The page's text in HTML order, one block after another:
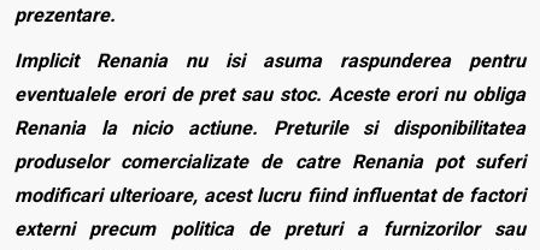
prezentare.
Implicit Renania nu isi asuma raspunderea pentru
eventualele erori de pret sau stoc. Aceste erori nu obliga
Renania la nicio actiune. Preturile si disponibilitatea
produselor comercializate de catre Renania pot suferi
modificari ulterioare, acest lucru fiind influentat de factori
externi precum politica de preturi a furnizorilor sau